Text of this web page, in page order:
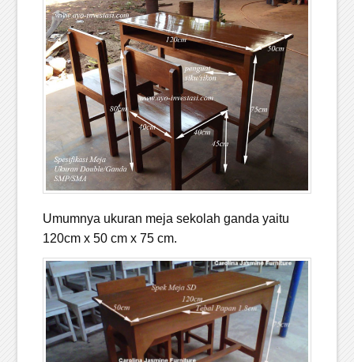
Umumnya ukuran meja sekolah ganda yaitu
120cm x 50 cm x 75 cm.